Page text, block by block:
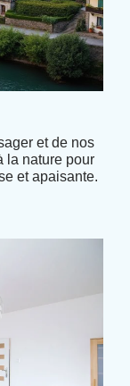
et de nos
la nature pour
et apaisante.